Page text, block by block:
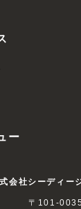
ー
会社シーディー
〒101-0035